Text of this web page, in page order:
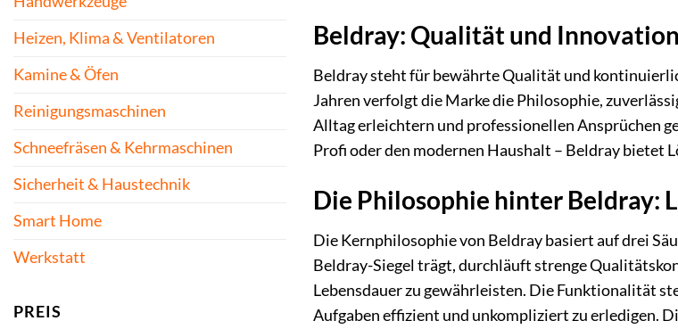
Heizen, Klima & Ventilatoren
Kamine & Öfen
Reinigungsmaschinen
Schneefräsen & Kehrmaschinen
Sicherheit & Haustechnik
Smart Home
Werkstatt
PREIS
Beldray: Qualität und
Beldray steht für bewährte Qualität und
Jahren verfolgt die Marke die Philosophie,
Alltag erleichtern und professionellen Ansprüchen
Profi oder den modernen Haushalt – Beldray bietet
Die Philosophie hinter Beldray:
Die Kernphilosophie von Beldray basiert auf drei
Beldray-Siegel trägt, durchläuft strenge
Lebensdauer zu gewährleisten. Die Funktionalität
Aufgaben effizient und unkompliziert zu erledigen.